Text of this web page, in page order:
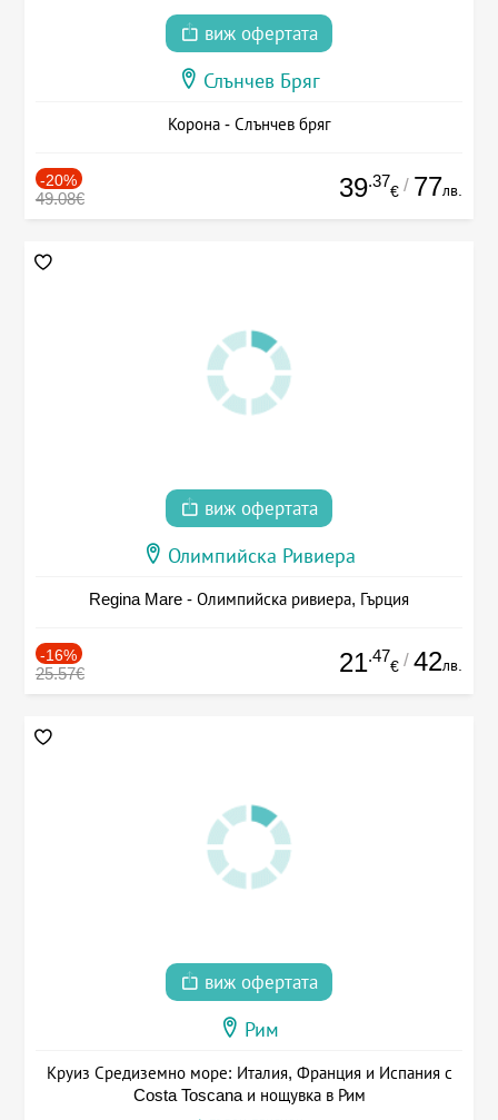
виж офертата
Слънчев Бряг
Корона - Слънчев бряг
-20%
49.08€ 39.37
€ / 77лв.
виж офертата
Олимпийска Ривиера
Regina Mare - Олимпийска ривиера, Гърция
-16%
25.57€ 21.47
€ / 42лв.
виж офертата
Рим
Круиз Средиземно море: Италия, Франция и Испания с
Costa Toscana и нощувка в Рим